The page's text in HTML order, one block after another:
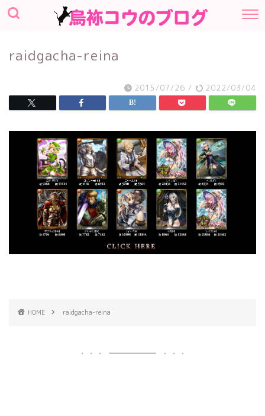
raidgacha-reina
2015/07/26 / 2022/03/04
HOME raidgacha-reina